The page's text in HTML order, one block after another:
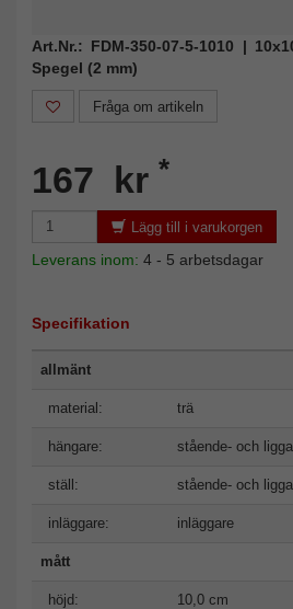
Art.Nr.: FDM-350-07-5-1010 |
Spegel (2 mm)
Fråga om artikeln
167 kr *
Lägg till i varukorgen
Leverans inom: 4 - 5 arbetsdagar
Specifikation
allmänt
material: trä
hängare: stående- och
ställ: stående- och
inläggare: inläggare
mått
höjd: 10,0 cm